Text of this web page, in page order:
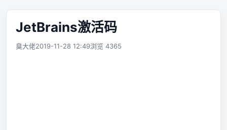
JetBrains激活码
臭大佬2019-11-28 12:49浏览 4365